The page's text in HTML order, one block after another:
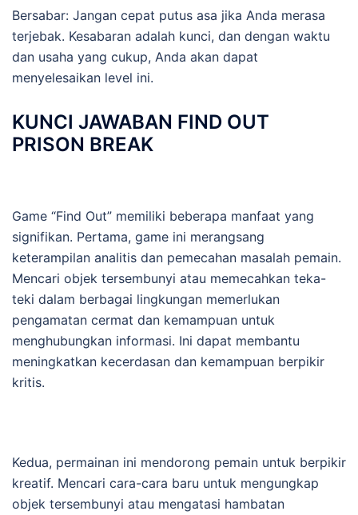
Bersabar: Jangan cepat putus asa jika Anda merasa
terjebak. Kesabaran adalah kunci, dan dengan waktu
dan usaha yang cukup, Anda akan dapat
menyelesaikan level ini.
KUNCI JAWABAN FIND OUT
PRISON BREAK
Game “Find Out” memiliki beberapa manfaat yang
signifikan. Pertama, game ini merangsang
keterampilan analitis dan pemecahan masalah pemain.
Mencari objek tersembunyi atau memecahkan teka-
teki dalam berbagai lingkungan memerlukan
pengamatan cermat dan kemampuan untuk
menghubungkan informasi. Ini dapat membantu
meningkatkan kecerdasan dan kemampuan berpikir
kritis.
Kedua, permainan ini mendorong pemain untuk berpikir
kreatif. Mencari cara-cara baru untuk mengungkap
objek tersembunyi atau mengatasi hambatan